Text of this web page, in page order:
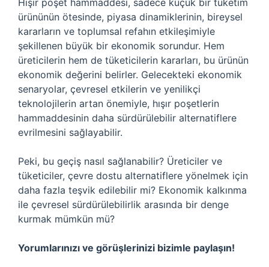
Hışır poşet hammaddesi, sadece küçük bir tüketim
ürününün ötesinde, piyasa dinamiklerinin, bireysel
kararların ve toplumsal refahın etkileşimiyle
şekillenen büyük bir ekonomik sorundur. Hem
üreticilerin hem de tüketicilerin kararları, bu ürünün
ekonomik değerini belirler. Gelecekteki ekonomik
senaryolar, çevresel etkilerin ve yenilikçi
teknolojilerin artan önemiyle, hışır poşetlerin
hammaddesinin daha sürdürülebilir alternatiflere
evrilmesini sağlayabilir.
Peki, bu geçiş nasıl sağlanabilir? Üreticiler ve
tüketiciler, çevre dostu alternatiflere yönelmek için
daha fazla teşvik edilebilir mi? Ekonomik kalkınma
ile çevresel sürdürülebilirlik arasında bir denge
kurmak mümkün mü?
Yorumlarınızı ve görüşlerinizi bizimle paylaşın!